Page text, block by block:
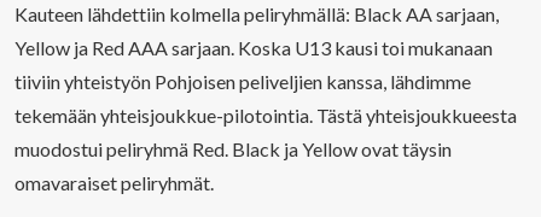
Kauteen lähdettiin kolmella peliryhmällä: Black AA sarjaan,
Yellow ja Red AAA sarjaan. Koska U13 kausi toi mukanaan
tiiviin yhteistyön Pohjoisen peliveljien kanssa, lähdimme
tekemään yhteisjoukkue-pilotointia. Tästä yhteisjoukkueesta
muodostui peliryhmä Red. Black ja Yellow ovat täysin
omavaraiset peliryhmät.